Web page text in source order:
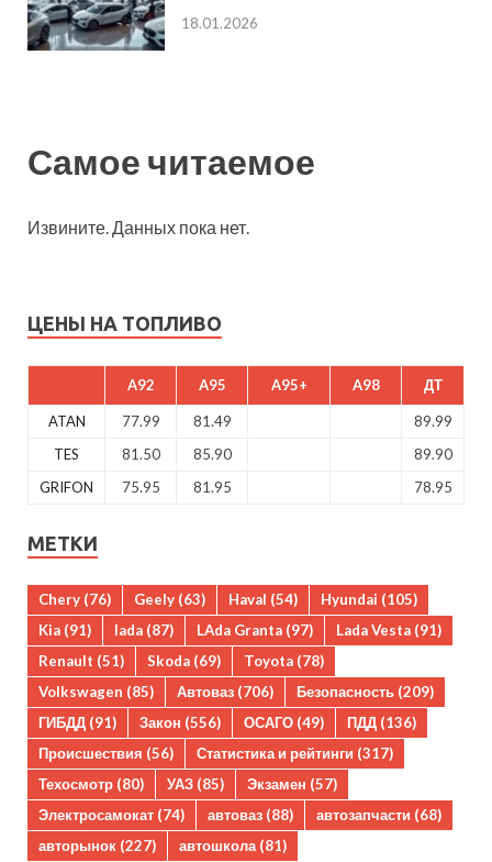
18.01.2026
Самое читаемое
Извините. Данных пока нет.
ЦЕНЫ НА ТОПЛИВО
A92 A95 A95+ A98 ДТ
ATAN 77.99 81.49
89.99
TES
81.50 85.90
89.90
GRIFON
75.95 81.95 78.95
МЕТКИ
Chery (76) Geely (63) Haval (54) Hyundai (105)
Kia (91) lada (87) LAda Granta (97) Lada Vesta (91)
Renault (51) Skoda (69) Toyota (78)
Volkswagen (85) Автоваз (706) Безопасность (209)
ГИБДД (91) Закон (556) ОСАГО (49) ПДД (136)
Происшествия (56) Статистика и рейтинги (317)
Техосмотр (80) УАЗ (85) Экзамен (57)
Электросамокат (74) автоваз (88) автозапчасти (68)
авторынок (227) автошкола(81)